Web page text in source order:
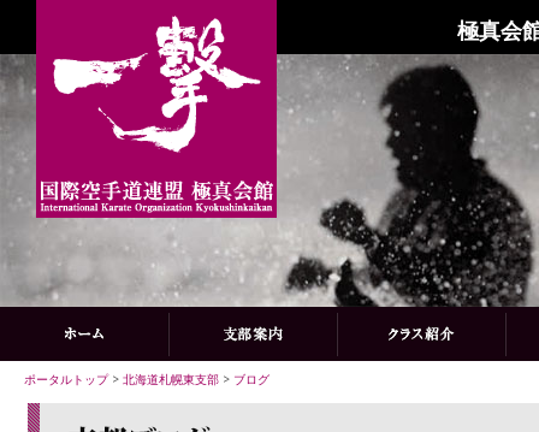
極真会
ポータルトップ> 北海道札幌東支部 > ブログ